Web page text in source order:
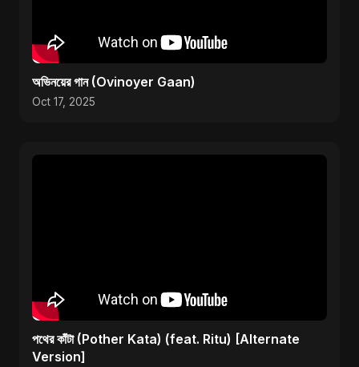
অভিনয়ের গান (Ovinoyer Gaan)
Oct 17, 2025
পথের কাঁটা (Pother Kata) (feat. Ritu) [Alternate
Version]